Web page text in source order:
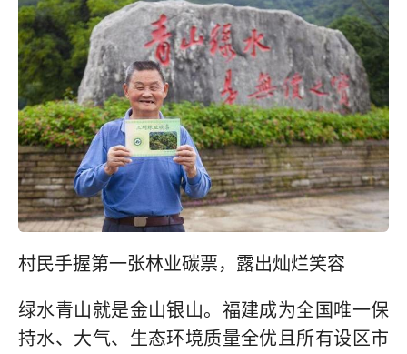
村民手握第一张林业碳票，露出灿烂笑容
绿水青山就是金山银山。福建成为全国唯一保
持水、大气、生态环境质量全优且所有设区市